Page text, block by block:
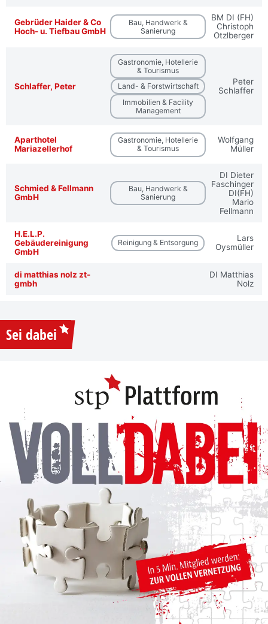
Gebrüder Haider & Co
Hoch- u. Tiefbau GmbH
Bau, Handwerk &
Sanierung
BM DI (FH)
Christoph
Otzlberger
Schlaffer, Peter
Gastronomie, Hotellerie
& Tourismus
Land- & Forstwirtschaft
Immobilien & Facility
Management
Peter
Schlaffer
Aparthotel
Mariazellerhof
Gastronomie, Hotellerie
& Tourismus
Wolfgang
Müller
Schmied & Fellmann
GmbH
Bau, Handwerk &
Sanierung
DI Dieter
Faschinger
DI(FH)
Mario
Fellmann
H.E.L.P.
Gebäudereinigung
GmbH
Reinigung & Entsorgung
Lars
Oysmüller
di matthias nolz zt-
gmbh
DI Matthias
Nolz
Sei dabei